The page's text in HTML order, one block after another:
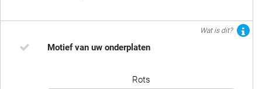
Wat is dit?
Motief van uw onderplaten
Rots